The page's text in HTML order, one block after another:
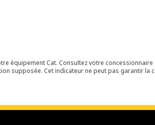
équipement Cat. Consultez votre concessionnaire
supposée. Cet indicateur ne peut pas garantir la